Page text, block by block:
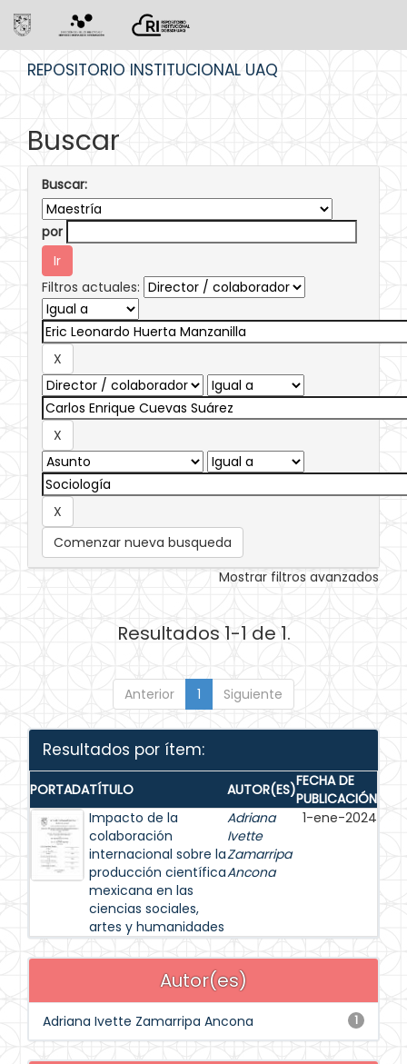
REPOSITORIO INSTITUCIONAL UAQ
Buscar
Buscar:
por
Filtros actuales:
Comenzar nueva busqueda
Mostrar filtros avanzados
Resultados 1-1 de 1.
Anterior 1 Siguiente
Resultados por ítem:
PORTADATÍTULO AUTOR(ES)FECHA DE
PUBLICACIÓN
Impacto de la
colaboración
internacional sobre la
producción científica
mexicana en las
ciencias sociales,
artes y humanidades
Adriana
Ivette
Zamarripa
Ancona
1-ene-2024
Autor(es)
1
Adriana Ivette Zamarripa Ancona